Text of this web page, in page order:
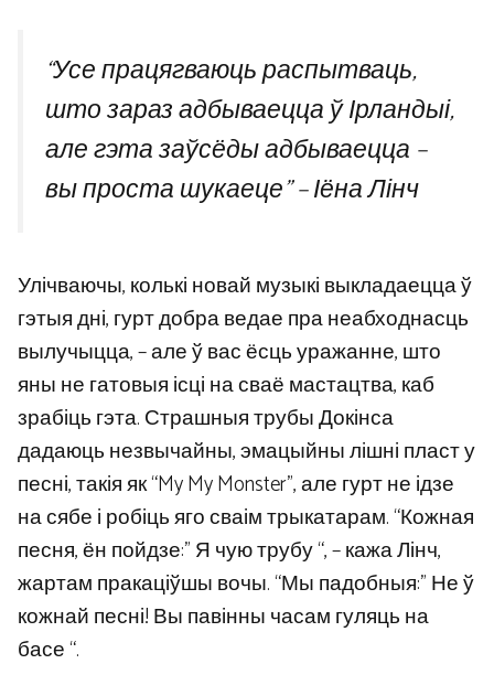
“Усе працягваюць распытваць,
што зараз адбываецца ў Ірландыі,
але гэта заўсёды адбываецца –
вы проста шукаеце” – Іёна Лінч
Улічваючы, колькі новай музыкі выкладаецца ў
гэтыя дні, гурт добра ведае пра неабходнасць
вылучыцца, – але ў вас ёсць уражанне, што
яны не гатовыя ісці на сваё мастацтва, каб
зрабіць гэта. Страшныя трубы Докінса
дадаюць незвычайны, эмацыйны лішні пласт у
песні, такія як “My My Monster”, але гурт не ідзе
на сябе і робіць яго сваім трыкатарам. “Кожная
песня, ён пойдзе:” Я чую трубу “, – кажа Лінч,
жартам пракаціўшы вочы. “Мы падобныя:” Не ў
кожнай песні! Вы павінны часам гуляць на
басе “.